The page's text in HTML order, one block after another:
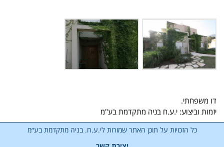
דו משפחתי.
יזמות וביצוע: י.ע.ח בניה מתקדמת בע"מ
כל הזכויות על תוכן האתר שמורות לי.ע.ח. בניה מתקדמת בע״מ